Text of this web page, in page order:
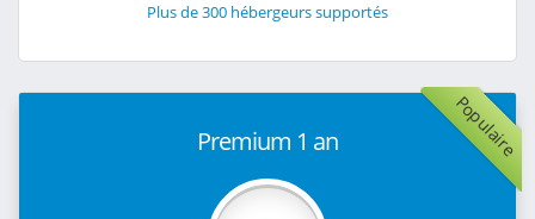
Plus de 300 hébergeurs supportés
Populaire
Premium 1 an